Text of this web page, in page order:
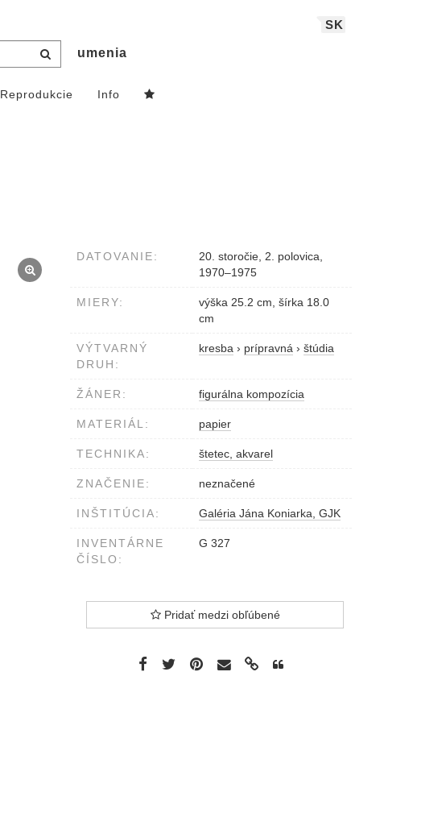
SK
umenia
Reprodukcie Info
DATOVANIE:
20. storočie, 2. polovica,
1970–1975
MIERY:
výška 25.2 cm, šírka 18.0
cm
VÝTVARNÝ
DRUH:
kresba › prípravná › štúdia
ŽÁNER: figurálna kompozícia
MATERIÁL: papier
TECHNIKA: štetec, akvarel
ZNAČENIE: neznačené
INŠTITÚCIA: Galéria Jána Koniarka, GJK
INVENTÁRNE
ČÍSLO:
G 327
Pridať medzi obľúbené